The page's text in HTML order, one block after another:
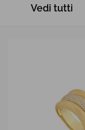
Vedi tutti